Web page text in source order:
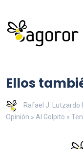
Ellos
Rafael J. Lutzardo
Opinión » Al Golpito »